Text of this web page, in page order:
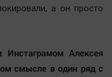
а он просто
Алексея
смысле в один ряд с